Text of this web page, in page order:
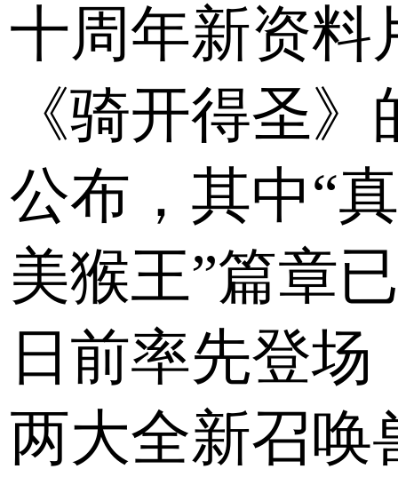
十周年新资料
《骑开得圣》
公布，其中“
美猴王”篇章
日前率先登场
两大全新召唤